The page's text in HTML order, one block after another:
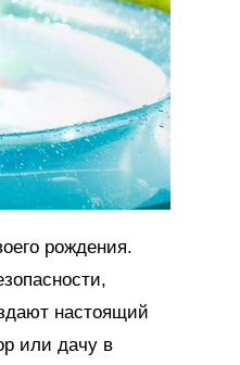
рождения.
настоящий
или дачу в